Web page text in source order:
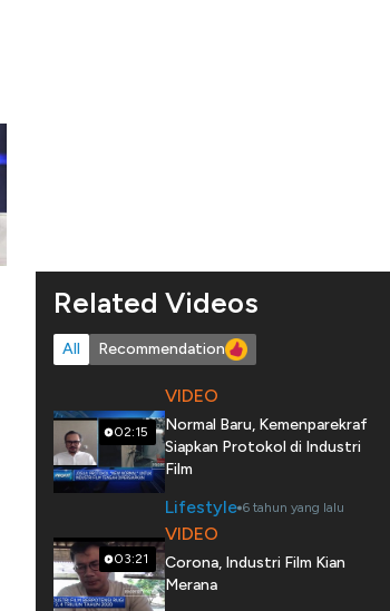
Related Videos
All Recommendation
02:15
VIDEO
Normal Baru, Kemenparekraf
Siapkan Protokol di Industri
Film
Lifestyle 6 tahun yang lalu
03:21
VIDEO
Corona, Industri Film Kian
Merana